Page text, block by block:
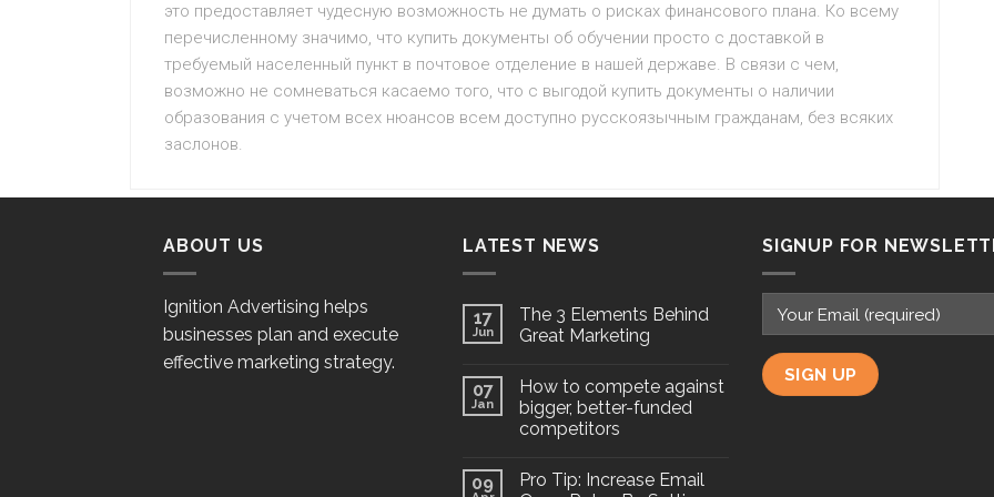
это предоставляет чудесную возможность не думать о рисках финансового плана. Ко всему
перечисленному значимо, что купить документы об обучении просто с доставкой в
требуемый населенный пункт в почтовое отделение в нашей державе. В связи с чем,
возможно не сомневаться касаемо того, что с выгодой купить документы о наличии
образования с учетом всех нюансов всем доступно русскоязычным гражданам, без всяких
заслонов.
ABOUT US
Ignition Advertising helps
businesses plan and execute
effective marketing strategy.
LATEST NEWS
17
Jun
The 3 Elements Behind
Great Marketing
07
Jan
How to compete against
bigger, better-funded
competitors
09
Pro Tip: Increase Email
SIGNUP FOR